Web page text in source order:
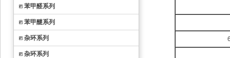
苯甲醛系列
苯甲醚系列
杂环系列
杂环系列